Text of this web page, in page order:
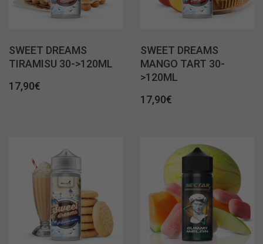
SWEET DREAMS
TIRAMISU 30->120ML
17,90€
SWEET DREAMS
MANGO TART 30-
>120ML
17,90€